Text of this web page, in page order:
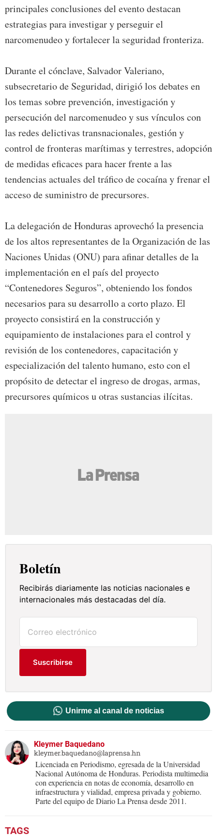
principales conclusiones del evento destacan
estrategias para investigar y perseguir el
narcomenudeo y fortalecer la seguridad fronteriza.
Durante el cónclave, Salvador Valeriano,
subsecretario de Seguridad, dirigió los debates en
los temas sobre prevención, investigación y
persecución del narcomenudeo y sus vínculos con
las redes delictivas transnacionales, gestión y
control de fronteras marítimas y terrestres, adopción
de medidas eficaces para hacer frente a las
tendencias actuales del tráfico de cocaína y frenar el
acceso de suministro de precursores.
La delegación de Honduras aprovechó la presencia
de los altos representantes de la Organización de las
Naciones Unidas (ONU) para afinar detalles de la
implementación en el país del proyecto
“Contenedores Seguros”, obteniendo los fondos
necesarios para su desarrollo a corto plazo. El
proyecto consistirá en la construcción y
equipamiento de instalaciones para el control y
revisión de los contenedores, capacitación y
especialización del talento humano, esto con el
propósito de detectar el ingreso de drogas, armas,
precursores químicos u otras sustancias ilícitas.
Boletín
Recibirás diariamente las noticias nacionales e
internacionales más destacadas del día.
Suscribirse
Unirme al canal de noticias
Kleymer Baquedano
kleymer.baquedano@laprensa.hn
Licenciada en Periodismo, egresada de la Universidad
Nacional Autónoma de Honduras. Periodista multimedia
con experiencia en notas de economía, desarrollo en
infraestructura y vialidad, empresa privada y gobierno.
Parte del equipo de Diario La Prensa desde 2011.